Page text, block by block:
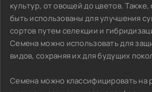
культур, от овощей до цветов. Также,
быть использованы для улучшения
сортов путем селекции и
Семена можно использовать для
видов, сохраняя их для будущих
Семена можно классифицировать на